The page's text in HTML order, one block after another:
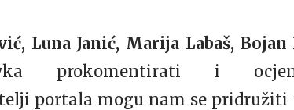
Luna Janić, Marija Labaš, Bojan
prokomentirati i
portala mogu nam se